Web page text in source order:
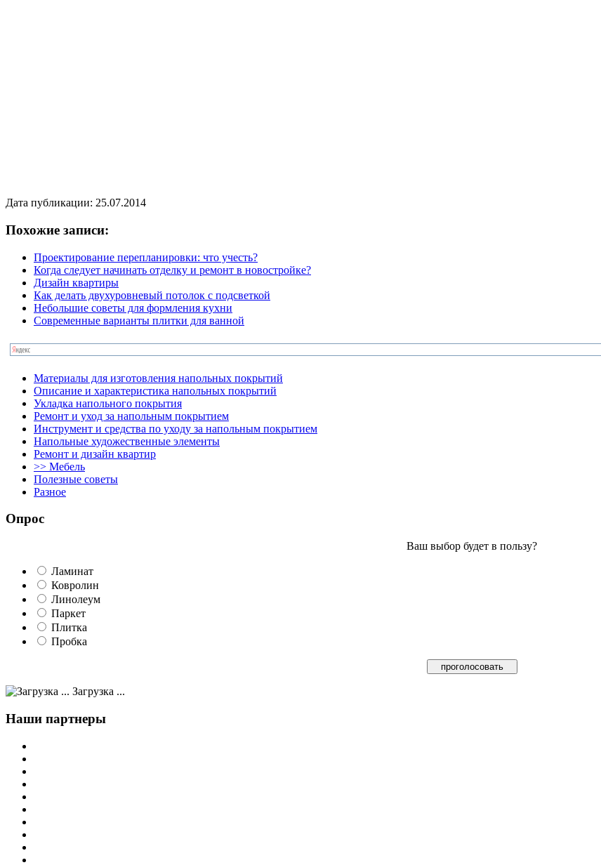
Дата публикации: 25.07.2014
Похожие записи:
Проектирование перепланировки: что учесть?
Когда следует начинать отделку и ремонт в новостройке?
Дизайн квартиры
Как делать двухуровневый потолок с подсветкой
Небольшие советы для формления кухни
Современные варианты плитки для ванной
Материалы для изготовления напольных покрытий
Описание и характеристика напольных покрытий
Укладка напольного покрытия
Ремонт и уход за напольным покрытием
Инструмент и средства по уходу за напольным покрытием
Напольные художественные элементы
Ремонт и дизайн квартир
>> Мебель
Полезные советы
Разное
Опрос
Ваш выбор будет в пользу?
Ламинат
Ковролин
Линолеум
Паркет
Плитка
Пробка
Загрузка ...
Наши партнеры